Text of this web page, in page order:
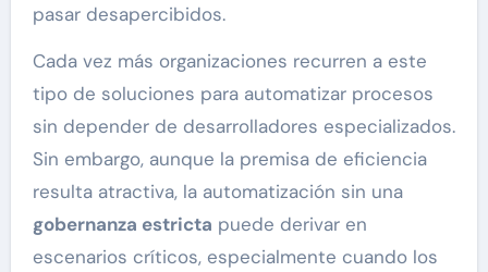
pasar desapercibidos.
Cada vez más organizaciones recurren a este
tipo de soluciones para automatizar procesos
sin depender de desarrolladores especializados.
Sin embargo, aunque la premisa de eficiencia
resulta atractiva, la automatización sin una
gobernanza estricta puede derivar en
escenarios críticos, especialmente cuando los